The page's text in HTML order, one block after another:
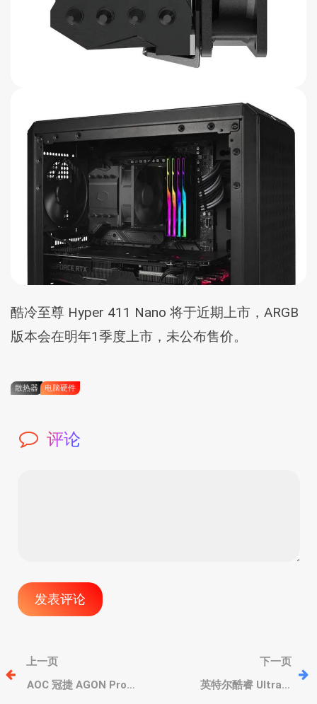
酷冷至尊 Hyper 411 Nano 将于近期上市，ARGB
版本会在明年1季度上市，未公布售价。
散热器 电脑硬件
评论
文
章
上一页
AOC 冠捷 AGON Pro
下一页
英特尔酷睿 Ultra 9